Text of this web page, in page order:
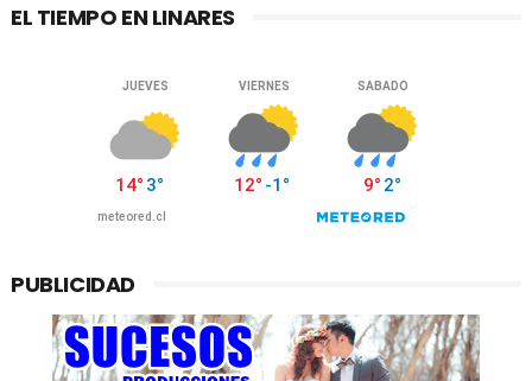
EL TIEMPO EN LINARES
PUBLICIDAD